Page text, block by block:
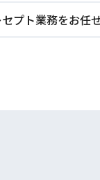
プト業務をお任